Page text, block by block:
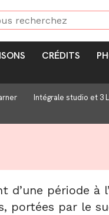
CRÉDITS
Intégrale studio et 3
période à
portées par le